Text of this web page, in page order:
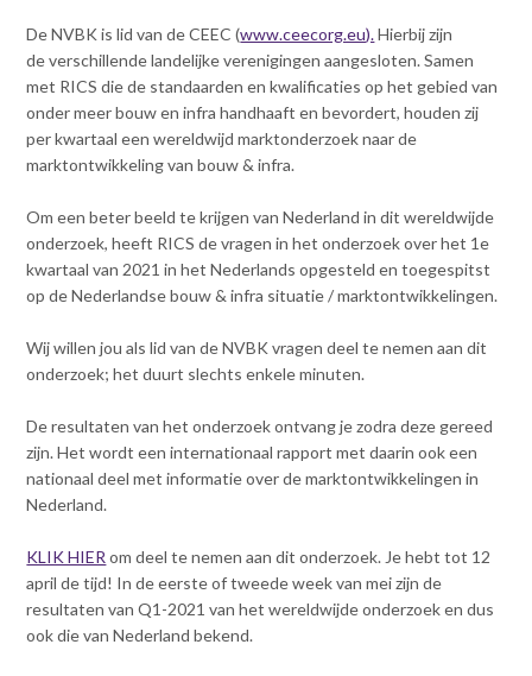
a
i
n
c
o
n
e
n
t
De NVBK is lid van de CEEC (www.ceecorg.eu).Hierbij zijn
de verschillende landelijke verenigingen aangesloten. Samen
met RICS die de standaarden en kwalificaties op het gebied van
onder meer bouw en infra handhaaft en bevordert, houden zij
per kwartaal een wereldwijd marktonderzoek naar de
marktontwikkeling van bouw & infra.
Om een beter beeld te krijgen van Nederland in dit wereldwijde
onderzoek, heeft RICS de vragen in het onderzoek over het 1e
kwartaal van 2021 in het Nederlands opgesteld en toegespitst
op de Nederlandse bouw & infra situatie / marktontwikkelingen.
Wij willen jou als lid van de NVBK vragen deel te nemen aan dit
onderzoek; het duurt slechts enkele minuten.
De resultaten van het onderzoek ontvang je zodra deze gereed
zijn. Het wordt een internationaal rapport met daarin ook een
nationaal deel met informatie over de marktontwikkelingen in
Nederland.
KLIK HIER om deel te nemen aan dit onderzoek. Je hebt tot 12
april de tijd! In de eerste of tweede week van mei zijn de
resultaten van Q1-2021 van het wereldwijde onderzoek en dus
ook die van Nederland bekend.
Verenigingsdocumenten
Columns Bernd Karstenberg
Partners
Actualiteit
Inloggen mijn NVBK
Zoek